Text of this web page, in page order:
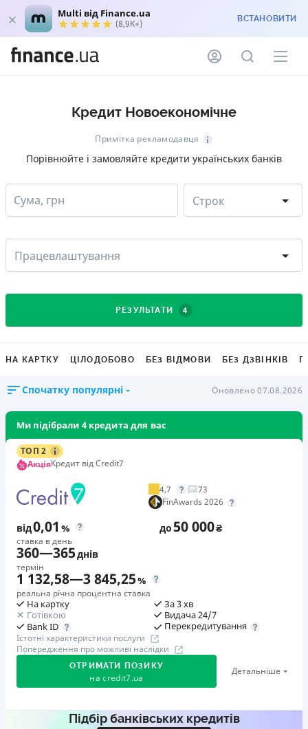
Multi від Finance.ua
(8,9K+) ВСТАНОВИТИ
Кредит Новоекономічне
Примітка рекламодавця
Порівнюйте і замовляйте кредити українських банків
Сума, грн Строк
Працевлаштування
РЕЗУЛЬТАТИ 4
НА КАРТКУ ЦІЛОДОБОВО БЕЗ ВІДМОВИ БЕЗ ДЗВІНКІВ
Спочатку популярні Оновлено 07.08.2026
Ми підібрали 4 кредита для вас
ТОП 2
АкціяКредит від Credit7
4,7
73
FinAwards 2026
від0,01 %
ставка в день
до50 000₴
360—365днів
термін
1 132,58—3 845,25%
реальна річна процентна ставка
На картку
Готівкою
Bank ID
За 3 хв
Видача 24/7
Перекредитування
Істотні характеристики послуги
Попередження про можливі наслідки
ОТРИМАТИ ПОЗИКУ
на credit7.ua
Детальніше
Акція: «Кешбек за друга»
Підбір банківських кредитів